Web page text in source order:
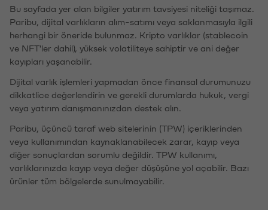
Bu sayfada yer alan bilgiler yatırım tavsiyesi niteliği taşımaz.
Paribu, dijital varlıkların alım-satımı veya saklanmasıyla ilgili
herhangi bir öneride bulunmaz. Kripto varlıklar (stablecoin
ve NFT'ler dahil), yüksek volatiliteye sahiptir ve ani değer
kayıpları yaşanabilir.
Dijital varlık işlemleri yapmadan önce finansal durumunuzu
dikkatlice değerlendirin ve gerekli durumlarda hukuk, vergi
veya yatırım danışmanınızdan destek alın.
Paribu, üçüncü taraf web sitelerinin (TPW) içeriklerinden
veya kullanımından kaynaklanabilecek zarar, kayıp veya
diğer sonuçlardan sorumlu değildir. TPW kullanımı,
varlıklarınızda kayıp veya değer düşüşüne yol açabilir. Bazı
ürünler tüm bölgelerde sunulmayabilir.